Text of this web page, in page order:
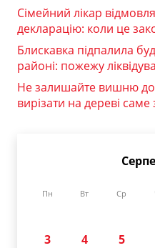
Сімейний лікар
декларацію: коли це
Блискавка підпалила
районі: пожежу
Не залишайте вишню
вирізати на дереві саме
Пн Вт Ср
3
4 5